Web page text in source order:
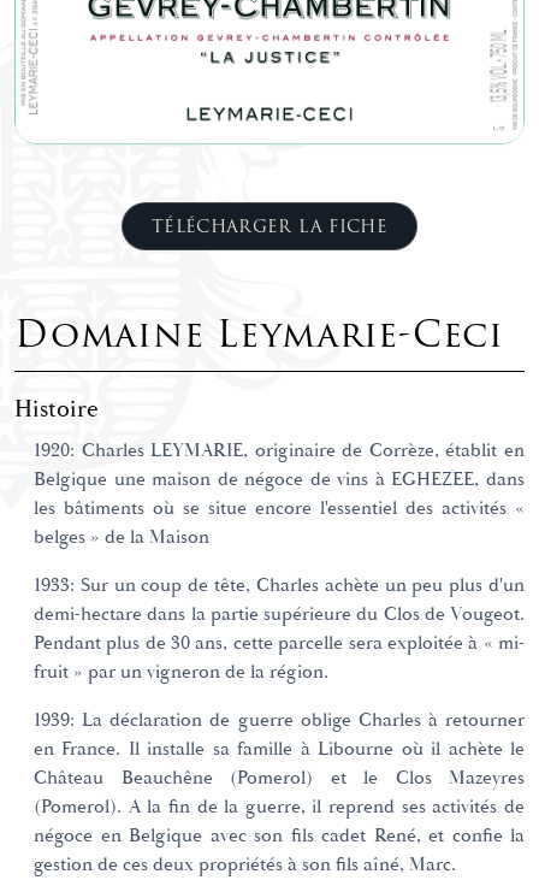
TÉLÉCHARGER LA FICHE
Domaine Leymarie-Ceci
Histoire
1920: Charles LEYMARIE, originaire de Corrèze, établit en
Belgique une maison de négoce de vins à EGHEZEE, dans
les bâtiments où se situe encore l'essentiel des activités «
belges » de la Maison
1933: Sur un coup de tête, Charles achète un peu plus d'un
demi-hectare dans la partie supérieure du Clos de Vougeot.
Pendant plus de 30 ans, cette parcelle sera exploitée à « mi-
fruit » par un vigneron de la région.
1939: La déclaration de guerre oblige Charles à retourner
en France. Il installe sa famille à Libourne où il achète le
Château Beauchêne (Pomerol) et le Clos Mazeyres
(Pomerol). A la fin de la guerre, il reprend ses activités de
négoce en Belgique avec son fils cadet René, et confie la
gestion de ces deux propriétés à son fils aîné, Marc.